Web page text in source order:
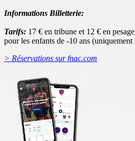
Informations Billetterie:
Tarifs: 17 € en tribune et 12 € en
pour les enfants de -10 ans (uniquement
> Réservations sur fnac.com